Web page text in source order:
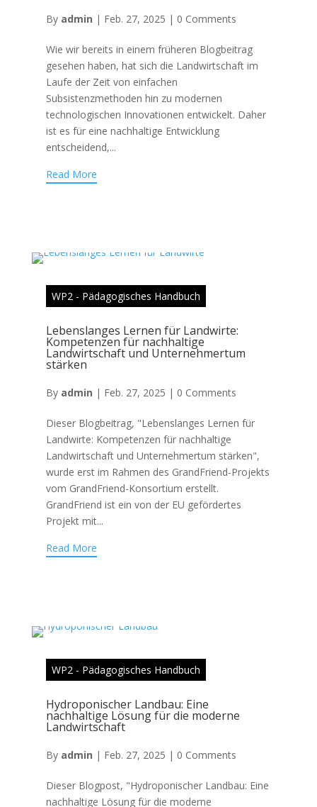
By admin | Feb. 27, 2025 | 0 Comments
Wie wir bereits in einem früheren Blogbeitrag
gesehen haben, hat sich die Landwirtschaft im
Laufe der Zeit von einfachen
Subsistenzmethoden hin zu modernen
technologischen Innovationen entwickelt. Daher
ist es für eine nachhaltige Entwicklung
entscheidend,...
Read More
WP2 - Pädagogisches Handbuch
Lebenslanges Lernen für Landwirte:
Kompetenzen für nachhaltige
Landwirtschaft und Unternehmertum
stärken
By admin | Feb. 27, 2025 | 0 Comments
Dieser Blogbeitrag, "Lebenslanges Lernen für
Landwirte: Kompetenzen für nachhaltige
Landwirtschaft und Unternehmertum stärken",
wurde erst im Rahmen des GrandFriend-Projekts
vom GrandFriend-Konsortium erstellt.
GrandFriend ist ein von der EU gefördertes
Projekt mit...
Read More
WP2 - Pädagogisches Handbuch
Hydroponischer Landbau: Eine
nachhaltige Lösung für die moderne
Landwirtschaft
By admin | Feb. 27, 2025 | 0 Comments
Dieser Blogpost, "Hydroponischer Landbau: Eine
nachhaltige Lösung für die moderne